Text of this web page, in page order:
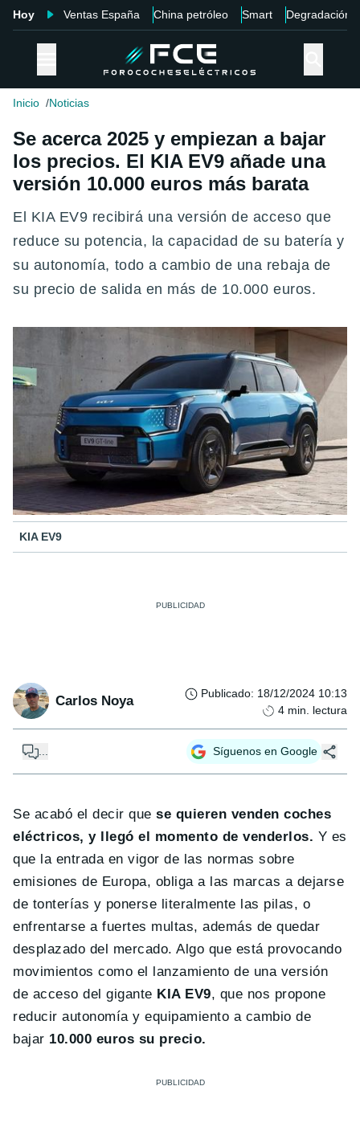
Hoy Ventas España China petróleo Smart Degradación
Inicio Noticias
Se acerca 2025 y empiezan a bajar
los precios. El KIA EV9 añade una
versión 10.000 euros más barata
El KIA EV9 recibirá una versión de acceso que
reduce su potencia, la capacidad de su batería y
su autonomía, todo a cambio de una rebaja de
su precio de salida en más de 10.000 euros.
KIA EV9
Carlos Noya Publicado: 18/12/2024 10:13
4 min. lectura
... Síguenos en Google
Se acabó el decir quese quieren venden coches
eléctricos, y llegó el momento de venderlos. Y es
que la entrada en vigor de las normas sobre
emisiones de Europa, obliga a las marcas a dejarse
de tonterías y ponerse literalmente las pilas, o
enfrentarse a fuertes multas, además de quedar
desplazado del mercado. Algo que está provocando
movimientos como el lanzamiento de una versión
de acceso del gigante KIA EV9, que nos propone
reducir autonomía y equipamiento a cambio de
bajar 10.000 euros su precio.